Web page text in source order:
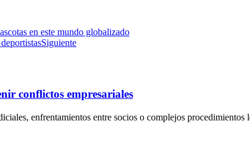
en este mundo globalizado
Siguiente
conflictos empresariales
enfrentamientos entre socios o complejos procedimientos